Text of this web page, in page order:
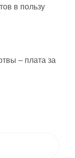
в пользу
– плата за